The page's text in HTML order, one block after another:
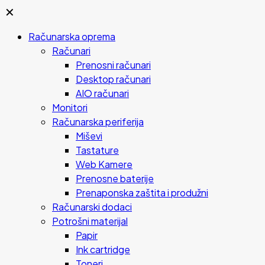
✕
Računarska oprema
Računari
Prenosni računari
Desktop računari
AIO računari
Monitori
Računarska periferija
Miševi
Tastature
Web Kamere
Prenosne baterije
Prenaponska zaštita i produžni
Računarski dodaci
Potrošni materijal
Papir
Ink cartridge